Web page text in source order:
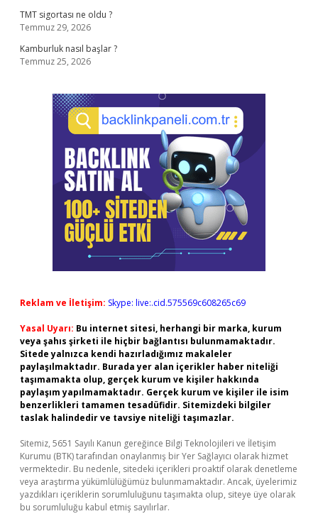
TMT sigortası ne oldu ?
Temmuz 29, 2026
Kamburluk nasıl başlar ?
Temmuz 25, 2026
Reklam ve İletişim: Skype: live:.cid.575569c608265c69
Yasal Uyarı: Bu internet sitesi, herhangi bir marka, kurum
veya şahıs şirketi ile hiçbir bağlantısı bulunmamaktadır.
Sitede yalnızca kendi hazırladığımız makaleler
paylaşılmaktadır. Burada yer alan içerikler haber niteliği
taşımamakta olup, gerçek kurum ve kişiler hakkında
paylaşım yapılmamaktadır. Gerçek kurum ve kişiler ile isim
benzerlikleri tamamen tesadüfidir. Sitemizdeki bilgiler
taslak halindedir ve tavsiye niteliği taşımazlar.
Sitemiz, 5651 Sayılı Kanun gereğince Bilgi Teknolojileri ve İletişim
Kurumu (BTK) tarafından onaylanmış bir Yer Sağlayıcı olarak hizmet
vermektedir. Bu nedenle, sitedeki içerikleri proaktif olarak denetleme
veya araştırma yükümlülüğümüz bulunmamaktadır. Ancak, üyelerimiz
yazdıkları içeriklerin sorumluluğunu taşımakta olup, siteye üye olarak
bu sorumluluğu kabul etmiş sayılırlar.